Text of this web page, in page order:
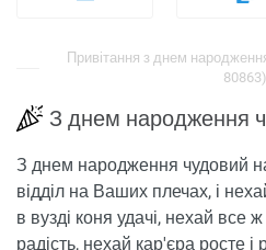
Привітання з днем
80863)
З днем ​​народження
З днем ​​народження чудовий
відділ на Ваших плечах, і
в вузді коня удачі, нехай все
радість, нехай кар'єра росте і